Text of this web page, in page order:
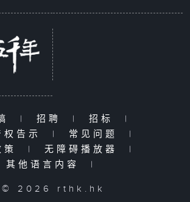
| 招聘 | 招标
|
权告示
| 常见问题
|
策
| 无障碍播放器
|
其他语言内容
|
© 2026 rthk.hk